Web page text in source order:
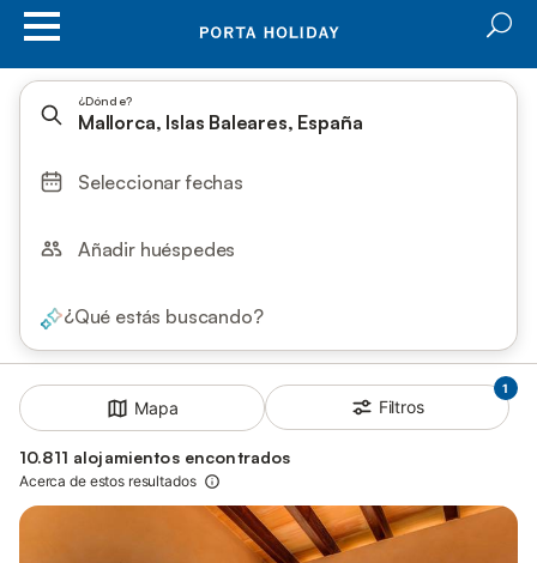
¿Dónde?
Mallorca, Islas Baleares, España
Seleccionar fechas
Añadir huéspedes
¿Qué estás buscando?
Mapa
1
Filtros
10.811 alojamientos encontrados
Acerca de estos resultados